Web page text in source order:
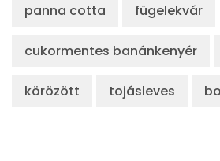
panna cotta fügelekvár
cukormentes banánkenyér
körözött tojásleves